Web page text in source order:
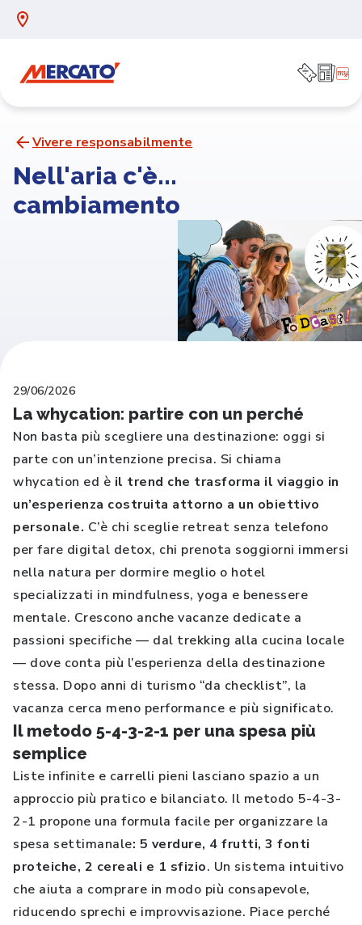
Vivere responsabilmente
Nell'aria c'è...
cambiamento
29/06/2026
La whycation: partire con un perché
Non basta più scegliere una destinazione: oggi si
parte con un’intenzione precisa. Si chiama
whycation ed è il trend che trasforma il viaggio in
un’esperienza costruita attorno a un obiettivo
personale. C’è chi sceglie retreat senza telefono
per fare digital detox, chi prenota soggiorni immersi
nella natura per dormire meglio o hotel
specializzati in mindfulness, yoga e benessere
mentale. Crescono anche vacanze dedicate a
passioni specifiche — dal trekking alla cucina locale
— dove conta più l’esperienza della destinazione
stessa. Dopo anni di turismo “da checklist”, la
vacanza cerca meno performance e più significato.
Il metodo 5-4-3-2-1 per una spesa più
semplice
Liste infinite e carrelli pieni lasciano spazio a un
approccio più pratico e bilanciato. Il metodo 5-4-3-
2-1 propone una formula facile per organizzare la
spesa settimanale: 5 verdure, 4 frutti, 3 fonti
proteiche, 2 cereali e 1 sfizio. Un sistema intuitivo
che aiuta a comprare in modo più consapevole,
riducendo sprechi e improvvisazione. Piace perché